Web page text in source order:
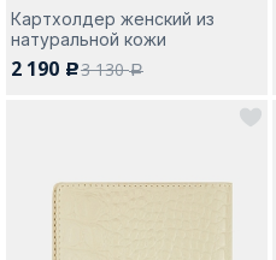
Картхолдер женский из
натуральной кожи
2 190 c3 130a